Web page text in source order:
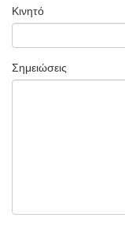
Κινητό
Σημειώσεις